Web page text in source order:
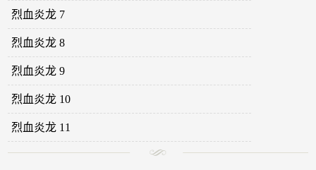
烈血炎龙 7
烈血炎龙 8
烈血炎龙 9
烈血炎龙 10
烈血炎龙 11